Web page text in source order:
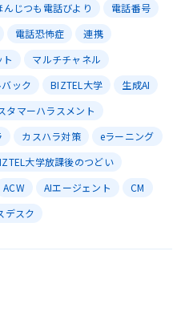
んじつも電話びより
電話番号
電話恐怖症
連携
マルチチャネル
ック BIZTEL大学
生成AI
タマーハラスメント
カスハラ対策
eラーニング
大学放課後のつどい
ACW AIエージェント
CM
デスク